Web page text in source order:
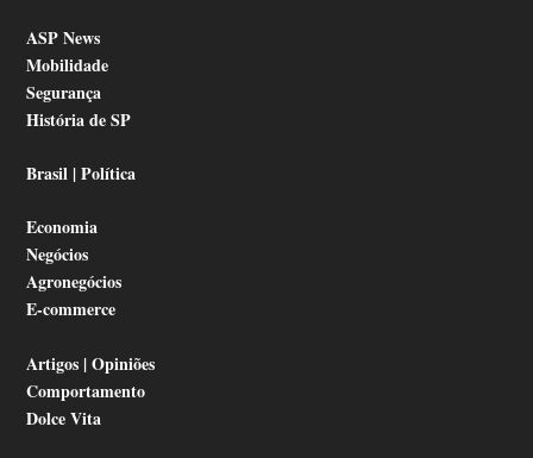
ASP News
Mobilidade
Segurança
História de SP
Brasil | Política
Economia
Negócios
Agronegócios
E-commerce
Artigos | Opiniões
Comportamento
Dolce Vita